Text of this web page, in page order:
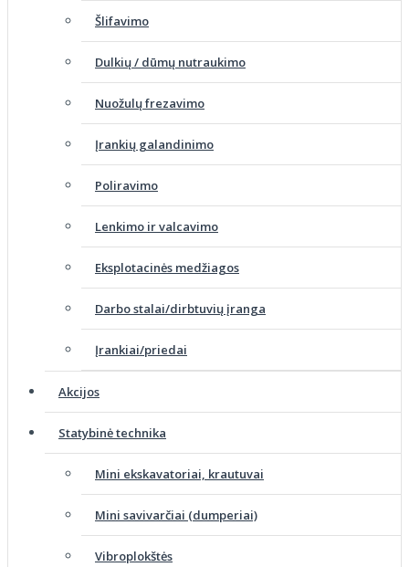
Šlifavimo
Dulkių / dūmų nutraukimo
Nuožulų frezavimo
Įrankių galandinimo
Poliravimo
Lenkimo ir valcavimo
Eksplotacinės medžiagos
Darbo stalai/dirbtuvių įranga
Įrankiai/priedai
Akcijos
Statybinė technika
Mini ekskavatoriai, krautuvai
Mini savivarčiai (dumperiai)
Vibroplokštės